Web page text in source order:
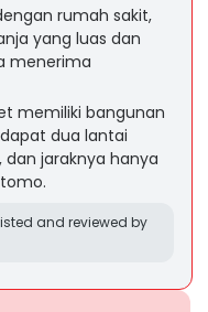
rumah sakit,
yang luas dan
menerima
memiliki bangunan
dua lantai
jaraknya hanya
and reviewed by